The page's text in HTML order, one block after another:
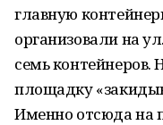
главную
организовали на
семь
площадку
Именно отсюда на